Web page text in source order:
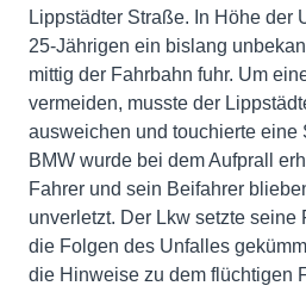
Lippstädter Straße. In Höhe der
25-Jährigen ein bislang
mittig der Fahrbahn fuhr. Um
vermeiden, musste der
ausweichen und touchierte eine
BMW wurde bei dem Aufprall
Fahrer und sein Beifahrer
unverletzt. Der Lkw setzte seine
die Folgen des Unfalles
die Hinweise zu dem flüchtigen